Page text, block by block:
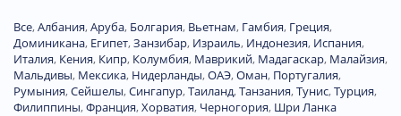
Все,Албания,Аруба, Болгария, Вьетнам, Гамбия, Греция,
Доминиканa, Египет,Занзибар, Израиль, Индонезия, Испания,
Италия, Кения, Кипр, Колумбия, Маврикий, Мадагаскар, Малайзия,
Мальдивы, Мексика, Нидерланды,ОАЭ,Оман, Португалия,
Румыния,Сейшелы,Сингапур,Таиланд,Танзания,Тунис,Турция,
Филиппины,Франция,Хорватия, Черногория, Шри Ланка